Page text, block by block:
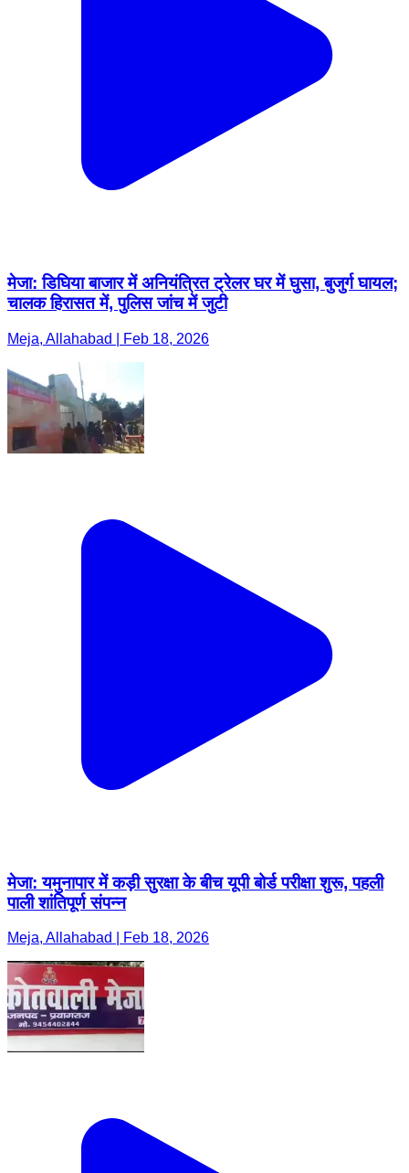
मेजा: डिघिया बाजार में अनियंत्रित ट्रेलर घर में घुसा, बुजुर्ग घायल;
चालक हिरासत में, पुलिस जांच में जुटी
Meja, Allahabad | Feb 18, 2026
मेजा: यमुनापार में कड़ी सुरक्षा के बीच यूपी बोर्ड परीक्षा शुरू, पहली
पाली शांतिपूर्ण संपन्न
Meja, Allahabad | Feb 18, 2026